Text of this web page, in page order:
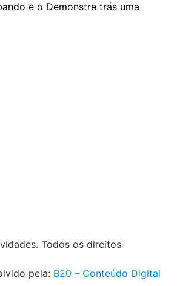
e o Demonstre trás uma
Todos os direitos
pela: B20 – Conteúdo Digital